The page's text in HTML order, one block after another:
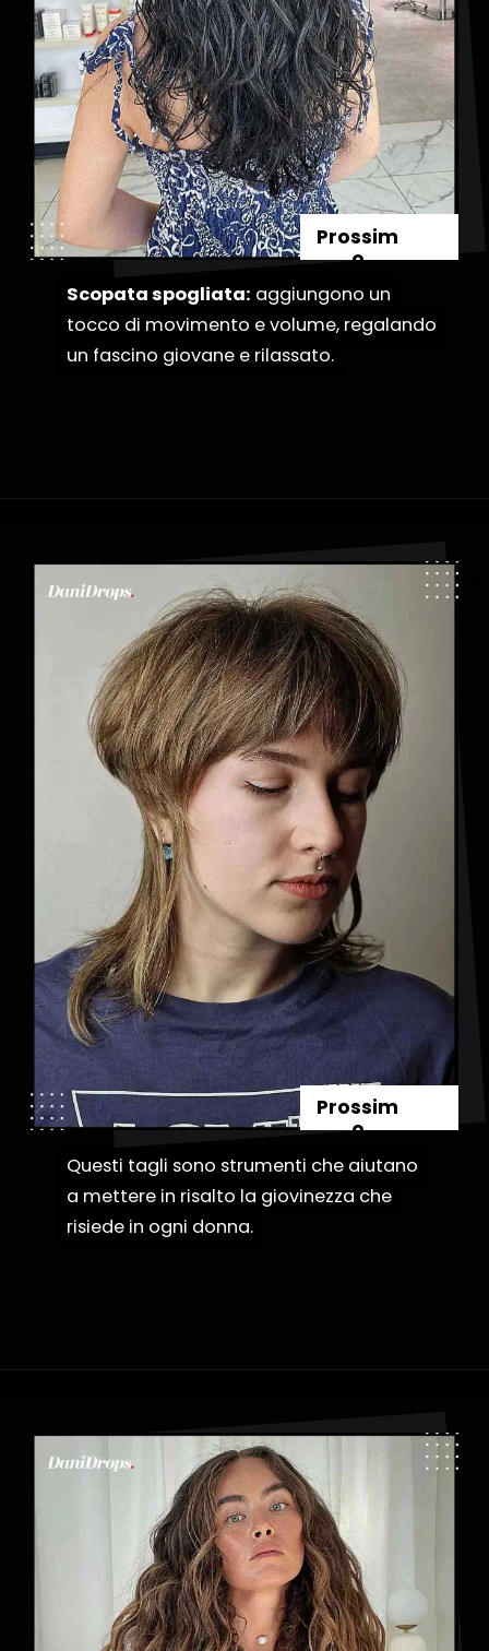
Scopata spogliata: aggiungono un
tocco di movimento e volume, regalando
un fascino giovane e rilassato.
Scopata spogliata: aggiungono un
tocco di movimento e volume, regalando
un fascino giovane e rilassato.
Prossim
o
Questi tagli sono strumenti che aiutano
a mettere in risalto la giovinezza che
risiede in ogni donna.
Questi tagli sono strumenti che aiutano
a mettere in risalto la giovinezza che
risiede in ogni donna.
Prossim
o